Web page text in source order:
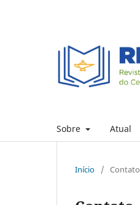
Sobre Atual
Início / Contato